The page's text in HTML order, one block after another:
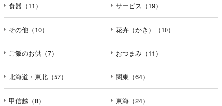
食器（11） サービス（19）
その他（10） 花卉（かき）（10）
ご飯のお供（7） おつまみ（11）
北海道・東北（57） 関東（64）
甲信越（8） 東海（24）